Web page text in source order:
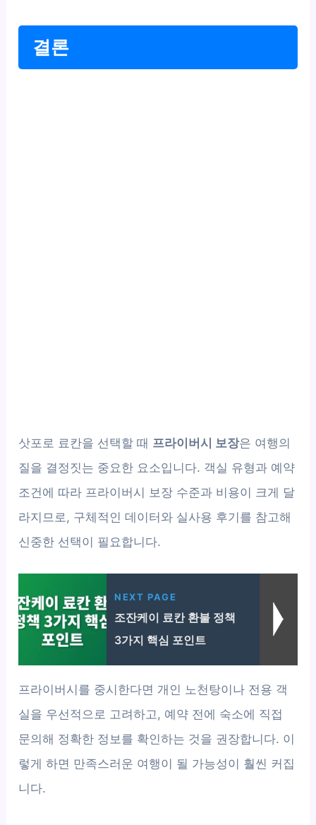
결론
삿포로 료칸을 선택할 때 프라이버시 보장은 여행의
질을 결정짓는 중요한 요소입니다. 객실 유형과 예약
조건에 따라 프라이버시 보장 수준과 비용이 크게 달
라지므로, 구체적인 데이터와 실사용 후기를 참고해
신중한 선택이 필요합니다.
NEXT PAGE
조잔케이 료칸 환불 정책
3가지 핵심 포인트
프라이버시를 중시한다면 개인 노천탕이나 전용 객
실을 우선적으로 고려하고, 예약 전에 숙소에 직접
문의해 정확한 정보를 확인하는 것을 권장합니다. 이
렇게 하면 만족스러운 여행이 될 가능성이 훨씬 커집
니다.